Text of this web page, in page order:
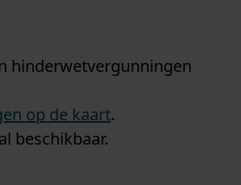
hinderwetvergunningen
op de kaart.
beschikbaar.